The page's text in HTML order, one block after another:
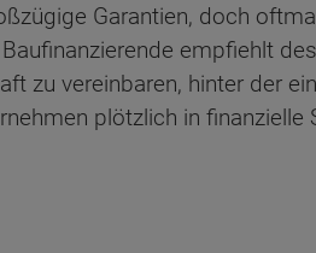
Garantien, doch
empfiehlt
zu vereinbaren, hinter der
plötzlich in